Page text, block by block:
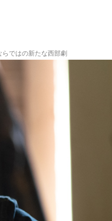
ではの新たな西部劇